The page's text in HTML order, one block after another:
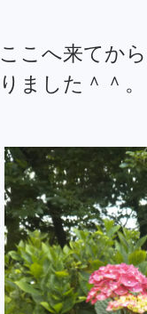
ここへ来てか
りました＾＾。